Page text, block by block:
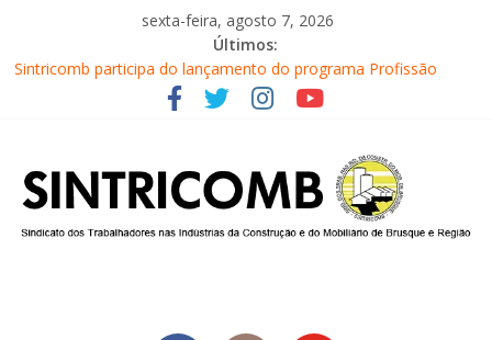
sexta-feira, agosto 7, 2026
Últimos:
Equipe do Sintricomb faz reunião de avaliação dos atendimentos
Sintricomb participa do lançamento do programa Profissão
Conselho Fiscal do SINTRICOMB realiza avaliação das contas do
sindicato
Diretores do SINTRICOMB são eleitos para a direção da Nova